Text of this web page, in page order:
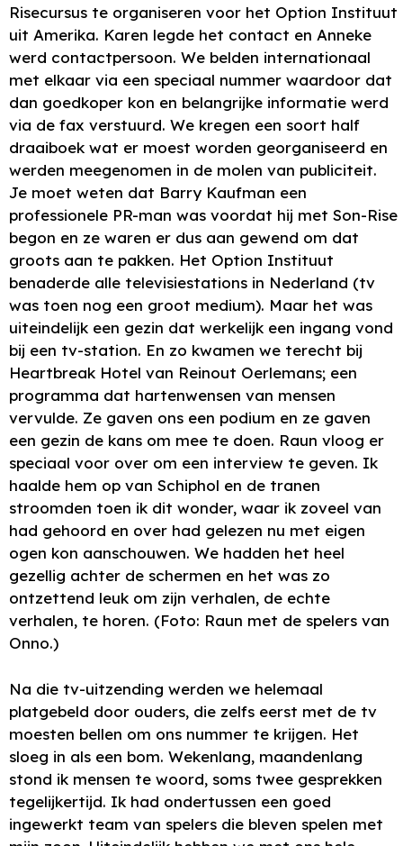
Risecursus te organiseren voor het Option Instituut
uit Amerika. Karen legde het contact en Anneke
werd contactpersoon. We belden internationaal
met elkaar via een speciaal nummer waardoor dat
dan goedkoper kon en belangrijke informatie werd
via de fax verstuurd. We kregen een soort half
draaiboek wat er moest worden georganiseerd en
werden meegenomen in de molen van publiciteit.
Je moet weten dat Barry Kaufman een
professionele PR-man was voordat hij met Son-Rise
begon en ze waren er dus aan gewend om dat
groots aan te pakken. Het Option Instituut
benaderde alle televisiestations in Nederland (tv
was toen nog een groot medium). Maar het was
uiteindelijk een gezin dat werkelijk een ingang vond
bij een tv-station. En zo kwamen we terecht bij
Heartbreak Hotel van Reinout Oerlemans; een
programma dat hartenwensen van mensen
vervulde. Ze gaven ons een podium en ze gaven
een gezin de kans om mee te doen. Raun vloog er
speciaal voor over om een interview te geven. Ik
haalde hem op van Schiphol en de tranen
stroomden toen ik dit wonder, waar ik zoveel van
had gehoord en over had gelezen nu met eigen
ogen kon aanschouwen. We hadden het heel
gezellig achter de schermen en het was zo
ontzettend leuk om zijn verhalen, de echte
verhalen, te horen. (Foto: Raun met de spelers van
Onno.)
Na die tv-uitzending werden we helemaal
platgebeld door ouders, die zelfs eerst met de tv
moesten bellen om ons nummer te krijgen. Het
sloeg in als een bom. Wekenlang, maandenlang
stond ik mensen te woord, soms twee gesprekken
tegelijkertijd. Ik had ondertussen een goed
ingewerkt team van spelers die bleven spelen met